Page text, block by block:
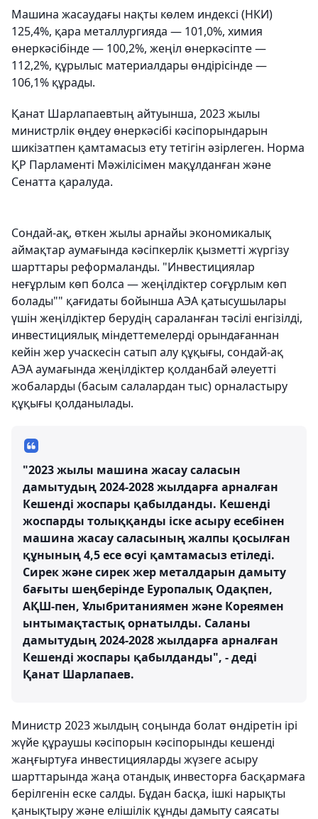
Машина жасаудағы нақты көлем индексі (НКИ)
125,4%, қара металлургияда ― 101,0%, химия
өнеркәсібінде ― 100,2%, жеңіл өнеркәсіпте ―
112,2%, құрылыс материалдары өндірісінде ―
106,1% құрады.
Қанат Шарлапаевтың айтуынша, 2023 жылы
министрлік өңдеу өнеркәсібі кәсіпорындарын
шикізатпен қамтамасыз ету тетігін әзірлеген. Норма
ҚР Парламенті Мәжілісімен мақұлданған және
Сенатта қаралуда.
Сондай-ақ, өткен жылы арнайы экономикалық
аймақтар аумағында кәсіпкерлік қызметті жүргізу
шарттары реформаланды. "Инвестициялар
неғұрлым көп болса ― жеңілдіктер соғұрлым көп
болады"" қағидаты бойынша АЭА қатысушылары
үшін жеңілдіктер берудің сараланған тәсілі енгізілді,
инвестициялық міндеттемелерді орындағаннан
кейін жер учаскесін сатып алу құқығы, сондай-ақ
АЭА аумағында жеңілдіктер қолданбай әлеуетті
жобаларды (басым салалардан тыс) орналастыру
құқығы қолданылады.
"2023 жылы машина жасау саласын
дамытудың 2024-2028 жылдарға арналған
Кешенді жоспары қабылданды. Кешенді
жоспарды толыққанды іске асыру есебінен
машина жасау саласының жалпы қосылған
құнының 4,5 есе өсуі қамтамасыз етіледі.
Сирек және сирек жер металдарын дамыту
бағыты шеңберінде Еуропалық Одақпен,
АҚШ-пен, Ұлыбританиямен және Кореямен
ынтымақтастық орнатылды. Саланы
дамытудың 2024-2028 жылдарға арналған
Кешенді жоспары қабылданды", - деді
Қанат Шарлапаев.
Министр 2023 жылдың соңында болат өндіретін ірі
жүйе құраушы кәсіпорын кәсіпорынды кешенді
жаңғыртуға инвестицияларды жүзеге асыру
шарттарында жаңа отандық инвесторға басқармаға
берілгенін еске салды. Бұдан басқа, ішкі нарықты
қанықтыру және елішілік құнды дамыту саясаты